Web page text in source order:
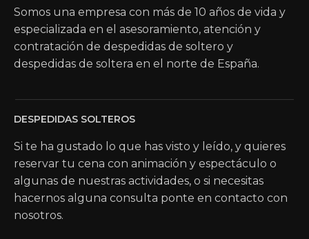
Somos una empresa con más de 10 años de vida y
especializada en el asesoramiento, atención y
contratación de despedidas de soltero y
despedidas de soltera en el norte de España.
DESPEDIDAS SOLTEROS
Si te ha gustado lo que has visto y leído, y quieres
reservar tu cena con animación y espectáculo o
algunas de nuestras actividades, o si necesitas
hacernos alguna consulta ponte en contacto con
nosotros.